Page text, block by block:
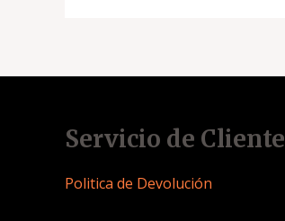
Servicio de Cliente
Politica de Devolución